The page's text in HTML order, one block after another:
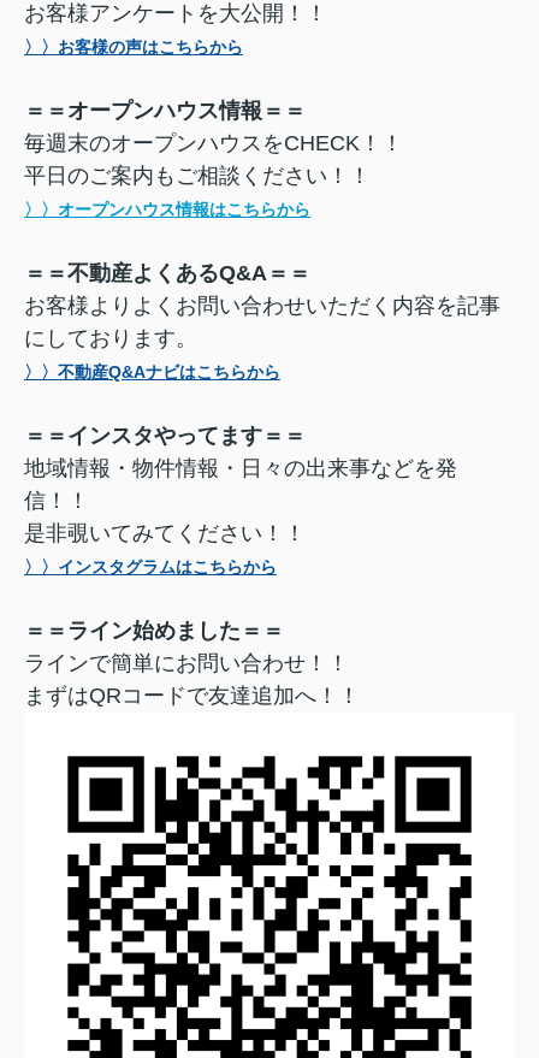
お客様アンケートを大公開！！
〉〉お客様の声はこちらから
＝＝オープンハウス情報＝＝
毎週末のオープンハウスをCHECK！！
平日のご案内もご相談ください！！
〉〉オープンハウス情報はこちらから
＝＝不動産よくあるQ&A＝＝
お客様よりよくお問い合わせいただく内容を記事
にしております。
〉〉不動産Q&Aナビはこちらから
＝＝インスタやってます＝＝
地域情報・物件情報・日々の出来事などを発
信！！
是非覗いてみてください！！
〉〉インスタグラムはこちらから
＝＝ライン始めました＝＝
ラインで簡単にお問い合わせ！！
まずはQRコードで友達追加へ！！